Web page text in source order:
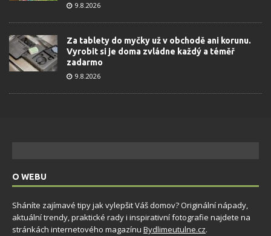
9.8.2026
Za tablety do myčky už v obchodě ani korunu.
Vyrobit si je doma zvládne každý a téměř
zadarmo
9.8.2026
O WEBU
Sháníte zajímavé tipy jak vylepšit Váš domov? Originální nápady,
aktuální trendy, praktické rady i inspirativní fotografie najdete na
stránkách internetového magazínu Bydlimeutulne.cz.